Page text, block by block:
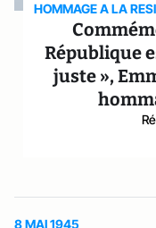
HOMMAGE A LA
République
juste »,
8 MAI 1945